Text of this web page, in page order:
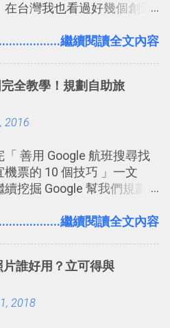
在台灣我也看過好幾個創業
有什麼魅力？它是不是
專案合作中使用了 Slack
有趣 」： Slack 裡擁有跟
傳送有趣影音圖文的功能。
」：但是 Slack 的頻道、群
水間的聊天，不會干擾工作
天中記錄重點。 3. 「 有彈性
事可以在任何地方和公司
如果你需要中文版的同類平
： JANDI 高效率團隊通訊
繼續閱讀全文內容
全教學！規劃自助旅
2016
「 善用 Google 航班搜尋找
機票的 10 個技巧 」一文
挖掘 Google 幫我們規劃
Google 的「我的地圖」服
求來說可以打造出一張一
例如我之前在製作一本新
台灣推薦空拍地點地圖
繼續閱讀全文內容
誰好用？立可得與
2018